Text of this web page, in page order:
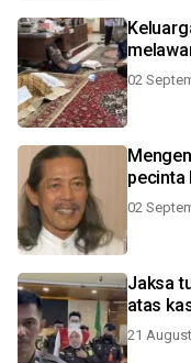
02
pecinta
02
Jaksa
atas
21